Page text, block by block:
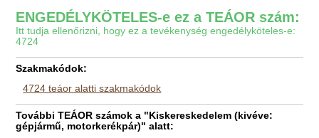
ENGEDÉLYKÖTELES-e ez a TEÁOR szám:
Itt tudja ellenőrizni, hogy ez a tevékenység engedélyköteles-e:
4724
Szakmakódok:
4724 teáor alatti szakmakódok
További TEÁOR számok a "Kiskereskedelem (kivéve:
gépjármű, motorkerékpár)" alatt: